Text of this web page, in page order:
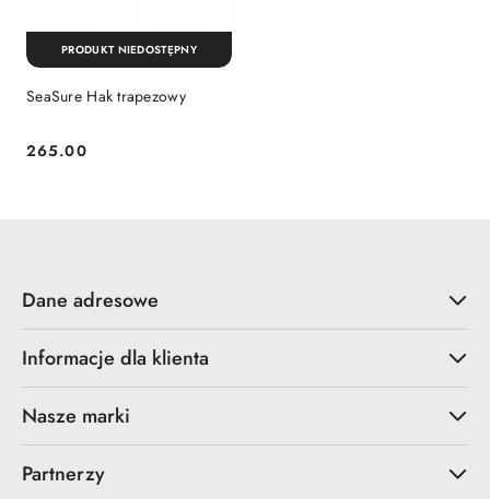
SeaSure Hak trapezowy
Cena:
265.00
PRODUKT NIEDOSTĘPNY
Dane adresowe
Informacje dla klienta
Nasze marki
Partnerzy